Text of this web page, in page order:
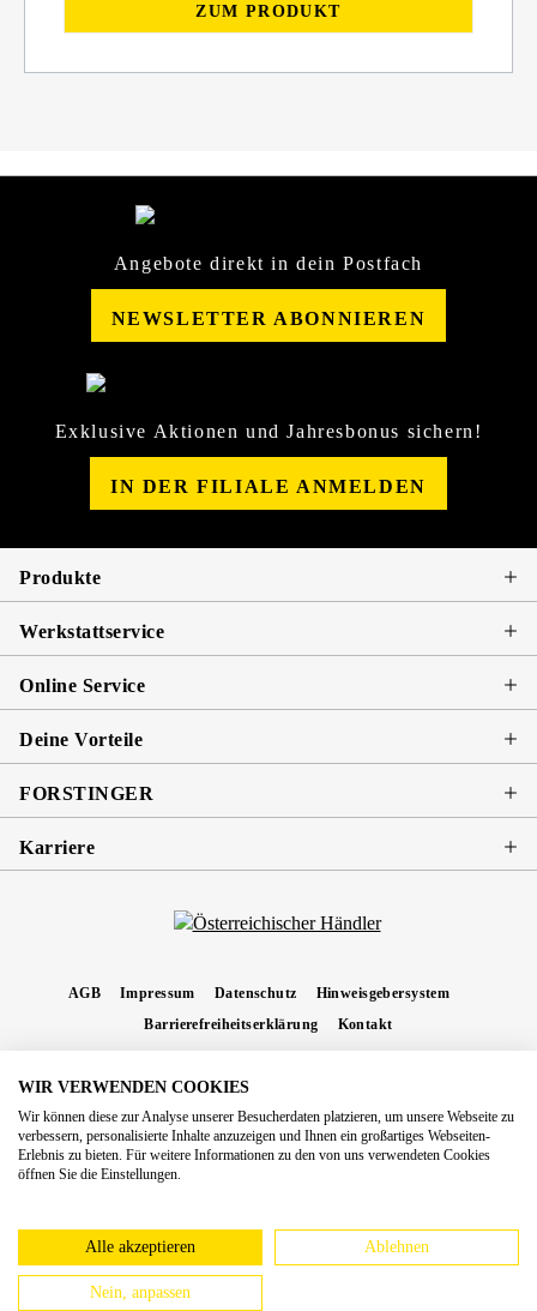
ZUM PRODUKT
Angebote direkt in dein Postfach
NEWSLETTER ABONNIEREN
Exklusive Aktionen und Jahresbonus sichern!
IN DER FILIALE ANMELDEN
Produkte
Werkstattservice
Online Service
Deine Vorteile
FORSTINGER
Karriere
AGB Impressum Datenschutz
Hinweisgebersystem
Barrierefreiheitserklärung
Kontakt
Nachnahmegebühren, wenn nicht anders angegeben.
Copyright 2026 Forstinger Österreich GmbH
Königstetter Straße 128 - 134/OG3, 3430 Tulln
europäschen Online-Streitbeilegungs-Plattform hinzuweisen: webgate.ec.europa.eu/odr
WIR VERWENDEN COOKIES
Wir können diese zur Analyse unserer Besucherdaten platzieren, um unsere Webseite zu
verbessern, personalisierte Inhalte anzuzeigen und Ihnen ein großartiges Webseiten-
Erlebnis zu bieten. Für weitere Informationen zu den von uns verwendeten Cookies
öffnen Sie die Einstellungen.
Alle akzeptieren Ablehnen
Nein, anpassen